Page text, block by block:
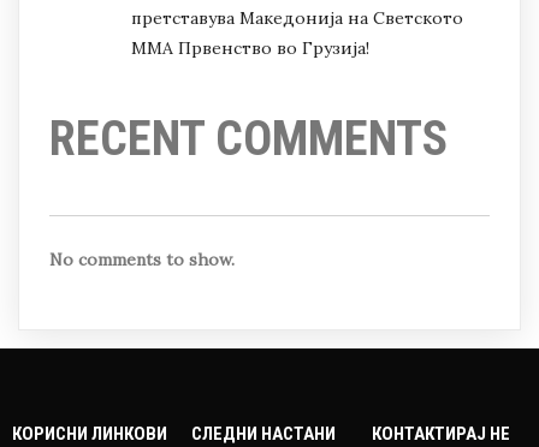
претставува Македонија на Светското
ММА Првенство во Грузија!
RECENT COMMENTS
No comments to show.
КОРИСНИ ЛИНКОВИ СЛЕДНИ НАСТАНИ КОНТАКТИРАЈ НЕ